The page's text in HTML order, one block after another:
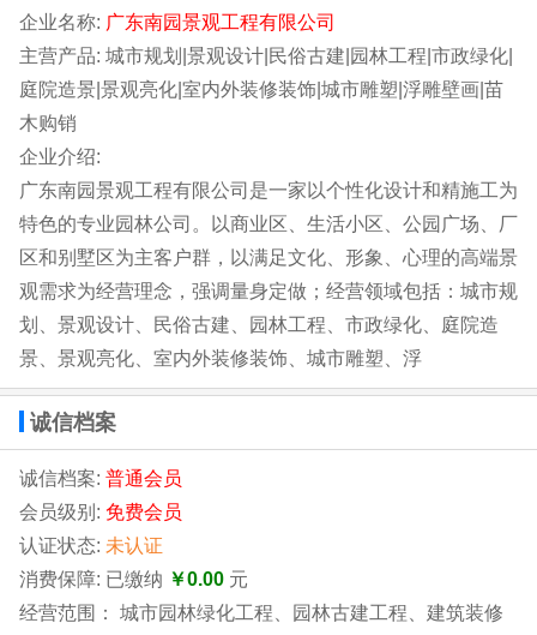
企业名称: 广东南园景观工程有限公司
主营产品: 城市规划|景观设计|民俗古建|园林工程|市政绿化|
庭院造景|景观亮化|室内外装修装饰|城市雕塑|浮雕壁画|苗
木购销
企业介绍:
广东南园景观工程有限公司是一家以个性化设计和精施工为
特色的专业园林公司。以商业区、生活小区、公园广场、厂
区和别墅区为主客户群，以满足文化、形象、心理的高端景
观需求为经营理念，强调量身定做；经营领域包括：城市规
划、景观设计、民俗古建、园林工程、市政绿化、庭院造
景、景观亮化、室内外装修装饰、城市雕塑、浮
诚信档案
诚信档案: 普通会员
会员级别: 免费会员
认证状态: 未认证
消费保障: 已缴纳 ￥0.00 元
经营范围： 城市园林绿化工程、园林古建工程、建筑装修